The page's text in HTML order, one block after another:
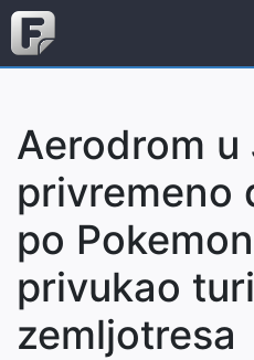
Aerodrom u
privremeno
po
privukao
zemljotresa